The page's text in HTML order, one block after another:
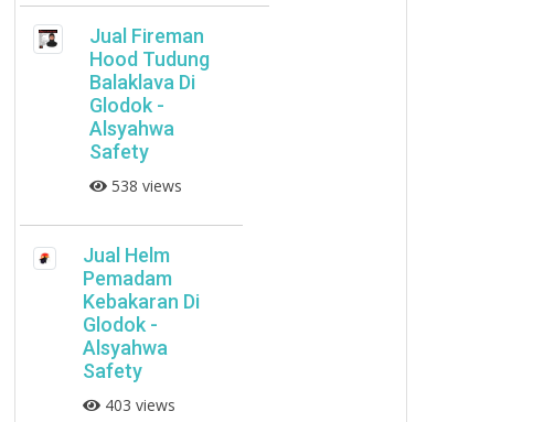
Jual Fireman
Hood Tudung
Balaklava Di
Glodok -
Alsyahwa
Safety
538 views
Jual Helm
Pemadam
Kebakaran Di
Glodok -
Alsyahwa
Safety
403 views